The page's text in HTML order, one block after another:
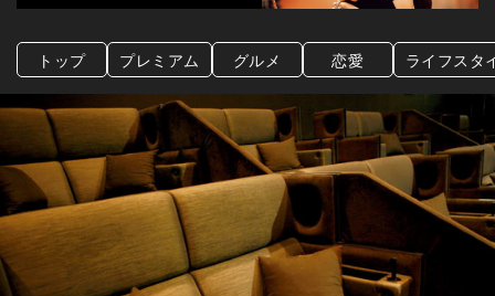
トップ プレミアム グルメ 恋愛 ライフスタ